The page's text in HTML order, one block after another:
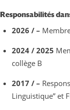
Responsabilités
2026 / –
2024 / 2025
collège B
2017 / –
Linguistique” et